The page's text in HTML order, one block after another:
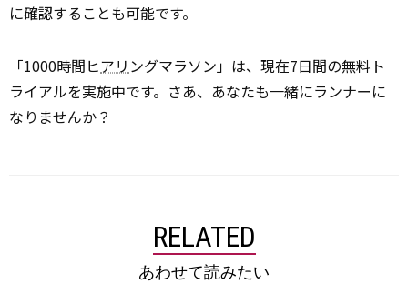
に確認することも可能です。
「1000時間ヒアリ ングマラソン」は、現在7日間の無料ト
ライアルを実施中です。さあ、あなたも一緒にランナーに
なりませんか？
RELATED
あわせて読みたい